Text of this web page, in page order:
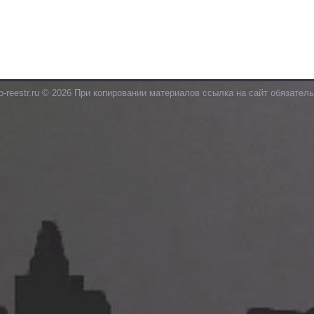
reestr.ru © 2026 При копировании материалов ссылка на сайт